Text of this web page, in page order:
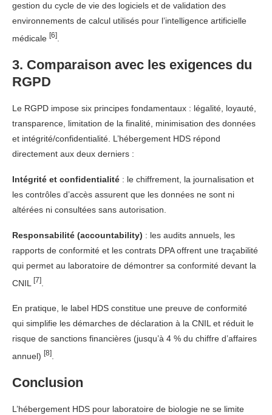
gestion du cycle de vie des logiciels et de validation des
environnements de calcul utilisés pour l’intelligence artificielle
médicale [6]
3. Comparaison avec les exigences du
RGPD
Le RGPD impose six principes fondamentaux : légalité, loyauté,
transparence, limitation de la finalité, minimisation des données
et intégrité/confidentialité. L’hébergement HDS répond
directement aux deux derniers :
Intégrité et confidentialité : le chiffrement, la journalisation et
les contrôles d’accès assurent que les données ne sont ni
altérées ni consultées sans autorisation.
Responsabilité (accountability) : les audits annuels, les
rapports de conformité et les contrats DPA offrent une traçabilité
qui permet au laboratoire de démontrer sa conformité devant la
CNIL
[7]
En pratique, le label HDS constitue une preuve de conformité
qui simplifie les démarches de déclaration à la CNIL et réduit le
risque de sanctions financières (jusqu’à 4 % du chiffre d’affaires
annuel) [8]
Conclusion
L’hébergement HDS pour laboratoire de biologie ne se limite